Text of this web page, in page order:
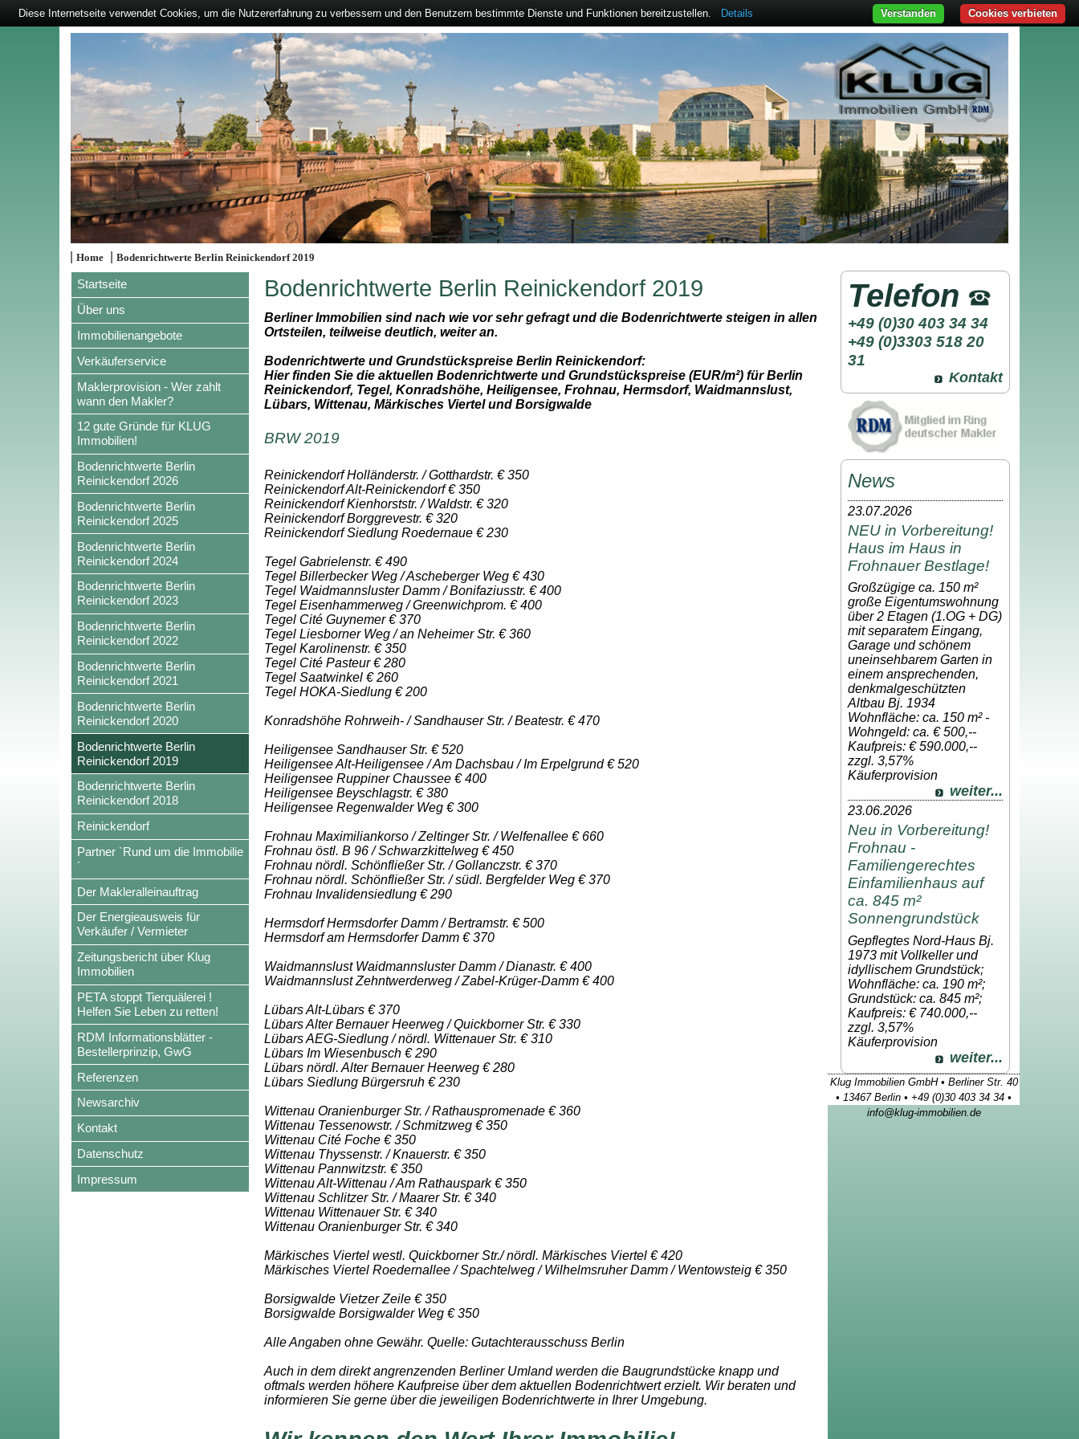
|Home |Bodenrichtwerte Berlin Reinickendorf 2019
Startseite
Über uns
Immobilienangebote
Verkäuferservice
Maklerprovision - Wer zahlt
wann den Makler?
12 gute Gründe für KLUG
Immobilien!
Bodenrichtwerte Berlin
Reinickendorf 2026
Bodenrichtwerte Berlin
Reinickendorf 2025
Bodenrichtwerte Berlin
Reinickendorf 2024
Bodenrichtwerte Berlin
Reinickendorf 2023
Bodenrichtwerte Berlin
Reinickendorf 2022
Bodenrichtwerte Berlin
Reinickendorf 2021
Bodenrichtwerte Berlin
Reinickendorf 2020
Bodenrichtwerte Berlin
Reinickendorf 2019
Bodenrichtwerte Berlin
Reinickendorf 2018
Reinickendorf
Partner `Rund um die Immobilie
´
Der Makleralleinauftrag
Der Energieausweis für
Verkäufer / Vermieter
Zeitungsbericht über Klug
Immobilien
PETA stoppt Tierquälerei !
Helfen Sie Leben zu retten!
RDM Informationsblätter -
Bestellerprinzip, GwG
Referenzen
Newsarchiv
Kontakt
Datenschutz
Impressum
Bodenrichtwerte Berlin Reinickendorf 2019
Berliner Immobilien sind nach wie vor sehr gefragt und die Bodenrichtwerte steigen in allen
Ortsteilen, teilweise deutlich, weiter an.
Bodenrichtwerte und Grundstückspreise Berlin Reinickendorf:
Hier finden Sie die aktuellen Bodenrichtwerte und Grundstückspreise (EUR/m²) für Berlin
Reinickendorf, Tegel, Konradshöhe, Heiligensee, Frohnau, Hermsdorf, Waidmannslust,
Lübars, Wittenau, Märkisches Viertel und Borsigwalde
BRW 2019
Reinickendorf Holländerstr. / Gotthardstr. € 350
Reinickendorf Alt-Reinickendorf € 350
Reinickendorf Kienhorststr. / Waldstr. € 320
Reinickendorf Borggrevestr. € 320
Reinickendorf Siedlung Roedernaue € 230
Tegel Gabrielenstr. € 490
Tegel Billerbecker Weg / Ascheberger Weg € 430
Tegel Waidmannsluster Damm / Bonifaziusstr. € 400
Tegel Eisenhammerweg / Greenwichprom. € 400
Tegel Cité Guynemer € 370
Tegel Liesborner Weg / an Neheimer Str. € 360
Tegel Karolinenstr. € 350
Tegel Cité Pasteur € 280
Tegel Saatwinkel € 260
Tegel HOKA-Siedlung € 200
Konradshöhe Rohrweih- / Sandhauser Str. / Beatestr. € 470
Heiligensee Sandhauser Str. € 520
Heiligensee Alt-Heiligensee / Am Dachsbau / Im Erpelgrund € 520
Heiligensee Ruppiner Chaussee € 400
Heiligensee Beyschlagstr. € 380
Heiligensee Regenwalder Weg € 300
Frohnau Maximiliankorso / Zeltinger Str. / Welfenallee € 660
Frohnau östl. B 96 / Schwarzkittelweg € 450
Frohnau nördl. Schönfließer Str. / Gollanczstr. € 370
Frohnau nördl. Schönfließer Str. / südl. Bergfelder Weg € 370
Frohnau Invalidensiedlung € 290
Hermsdorf Hermsdorfer Damm / Bertramstr. € 500
Hermsdorf am Hermsdorfer Damm € 370
Waidmannslust Waidmannsluster Damm / Dianastr. € 400
Waidmannslust Zehntwerderweg / Zabel-Krüger-Damm € 400
Lübars Alt-Lübars € 370
Lübars Alter Bernauer Heerweg / Quickborner Str. € 330
Lübars AEG-Siedlung / nördl. Wittenauer Str. € 310
Lübars Im Wiesenbusch € 290
Lübars nördl. Alter Bernauer Heerweg € 280
Lübars Siedlung Bürgersruh € 230
Wittenau Oranienburger Str. / Rathauspromenade € 360
Wittenau Tessenowstr. / Schmitzweg € 350
Wittenau Cité Foche € 350
Wittenau Thyssenstr. / Knauerstr. € 350
Wittenau Pannwitzstr. € 350
Wittenau Alt-Wittenau / Am Rathauspark € 350
Wittenau Schlitzer Str. / Maarer Str. € 340
Wittenau Wittenauer Str. € 340
Wittenau Oranienburger Str. € 340
Märkisches Viertel westl. Quickborner Str./ nördl. Märkisches Viertel € 420
Märkisches Viertel Roedernallee / Spachtelweg / Wilhelmsruher Damm / Wentowsteig € 350
Borsigwalde Vietzer Zeile € 350
Borsigwalde Borsigwalder Weg € 350
Alle Angaben ohne Gewähr. Quelle: Gutachterausschuss Berlin
Auch in dem direkt angrenzenden Berliner Umland werden die Baugrundstücke knapp und
oftmals werden höhere Kaufpreise über dem aktuellen Bodenrichtwert erzielt. Wir beraten und
informieren Sie gerne über die jeweiligen Bodenrichtwerte in Ihrer Umgebung.
Telefon
+49 (0)30 403 34 34
+49 (0)3303 518 20
31
Kontakt
News
23.07.2026
NEU in Vorbereitung!
Haus im Haus in
Frohnauer Bestlage!
Großzügige ca. 150 m²
große Eigentumswohnung
über 2 Etagen (1.OG + DG)
mit separatem Eingang,
Garage und schönem
uneinsehbarem Garten in
einem ansprechenden,
denkmalgeschützten
Altbau Bj. 1934
Wohnfläche: ca. 150 m² -
Wohngeld: ca. € 500,--
Kaufpreis: € 590.000,--
zzgl. 3,57%
Käuferprovision
weiter...
23.06.2026
Neu in Vorbereitung!
Frohnau -
Familiengerechtes
Einfamilienhaus auf
ca. 845 m²
Sonnengrundstück
Gepflegtes Nord-Haus Bj.
1973 mit Vollkeller und
idyllischem Grundstück;
Wohnfläche: ca. 190 m²;
Grundstück: ca. 845 m²;
Kaufpreis: € 740.000,--
zzgl. 3,57%
Käuferprovision
weiter...
Klug Immobilien GmbH • Berliner Str. 40
• 13467 Berlin • +49 (0)30 403 34 34 •
info@klug-immobilien.de
Diese Internetseite verwendet Cookies, um die Nutzererfahrung zu verbessern und den Benutzern bestimmte Dienste und Funktionen bereitzustellen. Details Cookies verbieten
Verstanden